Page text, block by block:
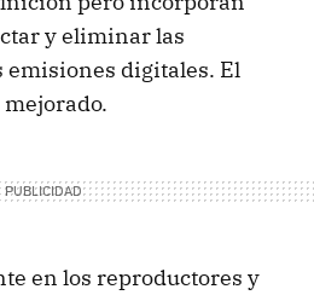
y eliminar las
digitales. El
en los reproductores y